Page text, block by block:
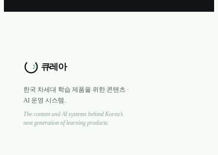
한국 차세대 학습 제품을 위한 콘텐츠 ·
AI 운영 시스템.
The content and AI systems behind Korea’s
next generation of learning products.